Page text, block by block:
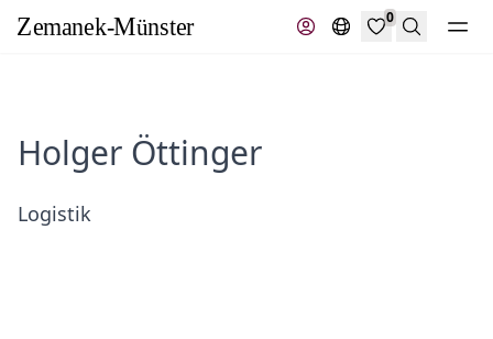
0
Suche
Holger Öttinger
Logistik